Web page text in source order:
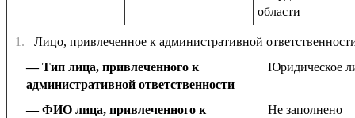
области
1.
Лицо, привлеченное к административной
Тип лица, привлеченного к
административной ответственности
Юридическое
ФИО лица, привлеченного к
Не заполнено